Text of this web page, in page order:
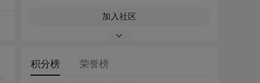
加入社区
积分榜 荣誉榜